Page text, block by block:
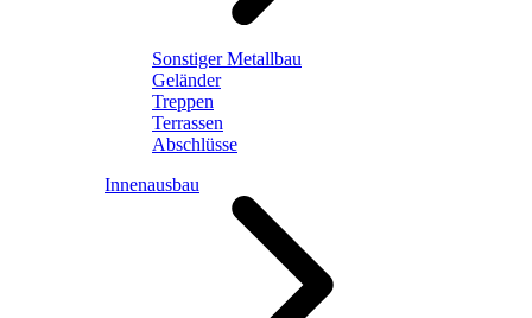
Sonstiger Metallbau
Geländer
Treppen
Terrassen
Abschlüsse
Innenausbau